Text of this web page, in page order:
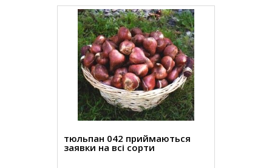
тюльпан 042 приймаються
заявки на всі сорти